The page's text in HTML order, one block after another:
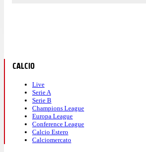
CALCIO
Live
Serie A
Serie B
Champions League
Europa League
Conference League
Calcio Estero
Calciomercato